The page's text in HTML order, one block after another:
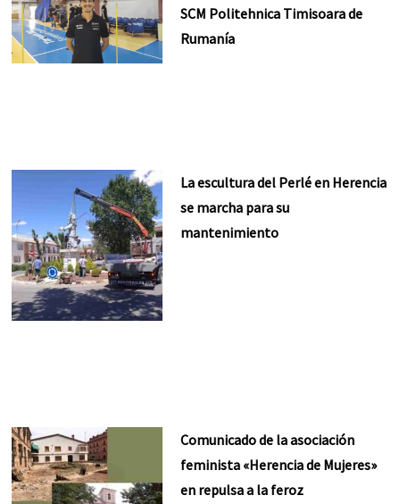
SCM Politehnica Timisoara de
Rumanía
La escultura del Perlé en Herencia
se marcha para su
mantenimiento
Comunicado de la asociación
feminista «Herencia de Mujeres»
en repulsa a la feroz